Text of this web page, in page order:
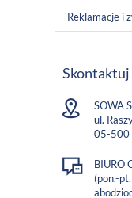
Reklamacje i
Skontaktuj
SOWA
ul.
05-500
BIURO
(pon.-